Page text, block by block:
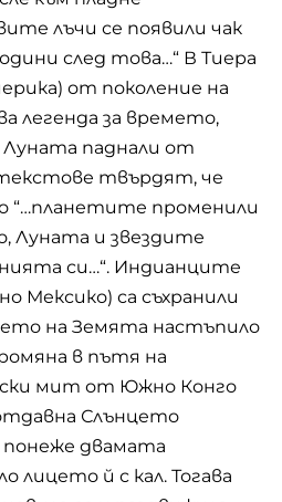
лъчи се появили чак
след това…“ В Тиера
от поколение на
легенда за времето,
паднали от
твърдят, че
“…планетите променили
Луната и звездите
си…“. Индианците
Мексико) са съхранили
на Земята настъпило
в пътя на
мит от Южно Конго
Слънцето
двамата
лицето й с кал. Тогава